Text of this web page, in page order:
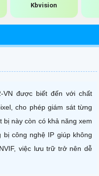
Kbvision
VN được biết đến với chất
cho phép giám sát từng
bị này còn có khả năng xem
công nghệ IP giúp không
việc lưu trữ trở nên dễ